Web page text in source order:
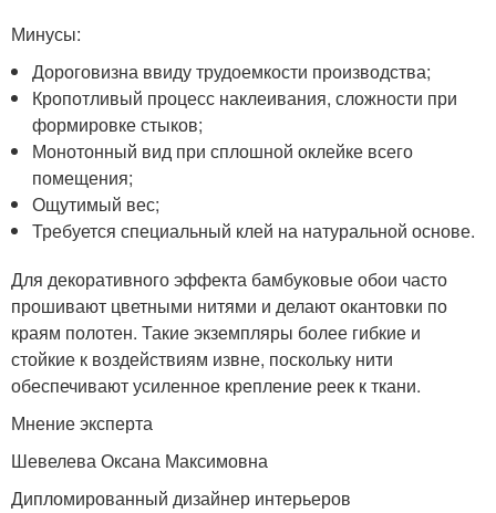
Минусы:
Дороговизна ввиду трудоемкости производства;
Кропотливый процесс наклеивания, сложности при
формировке стыков;
Монотонный вид при сплошной оклейке всего
помещения;
Ощутимый вес;
Требуется специальный клей на натуральной основе.
Для декоративного эффекта бамбуковые обои часто
прошивают цветными нитями и делают окантовки по
краям полотен. Такие экземпляры более гибкие и
стойкие к воздействиям извне, поскольку нити
обеспечивают усиленное крепление реек к ткани.
Мнение эксперта
Шевелева Оксана Максимовна
Дипломированный дизайнер интерьеров